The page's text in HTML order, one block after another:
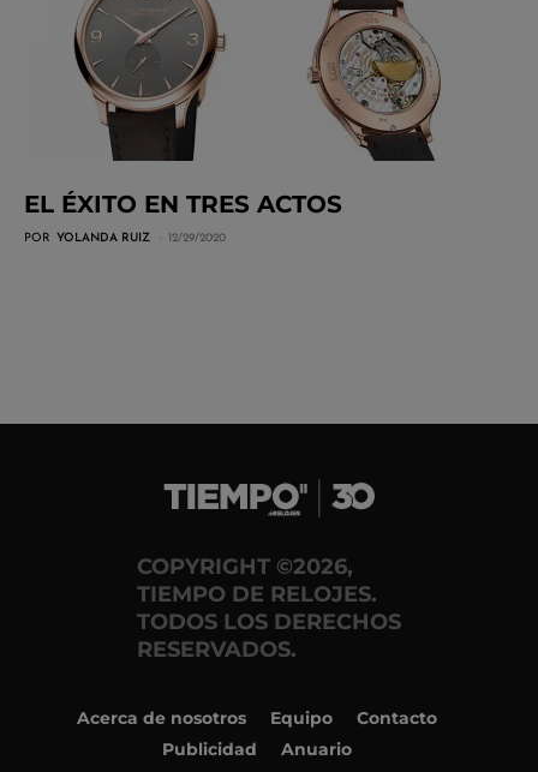
EL ÉXITO EN TRES ACTOS
POR YOLANDA RUIZ 12/29/2020
COPYRIGHT ©2026,
TIEMPO DE RELOJES.
TODOS LOS DERECHOS
RESERVADOS.
Acerca de nosotros Equipo
Contacto
Publicidad
Anuario